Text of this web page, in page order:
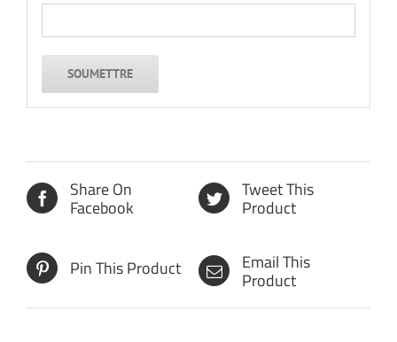
Share On
Facebook
Tweet This
Product
Pin This Product Email This
Product